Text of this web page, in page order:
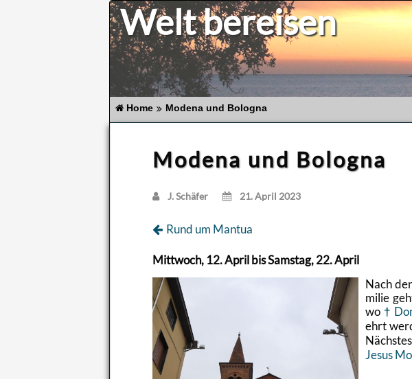
Welt bereisen
Home Modena und Bologna
Modena und Bologna
J. Schä­fer 21. April 2023
Rund um Man­tua
Mitt­woch, 12. April bis Sams­tag, 22. April
Nach
mi­lie
wo
ehrt
Jesus